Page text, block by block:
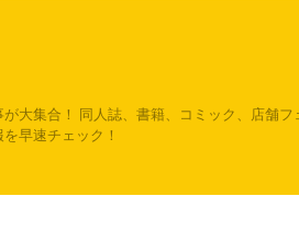
大集合！ 同人誌、書籍、コミック、店舗
早速チェック！